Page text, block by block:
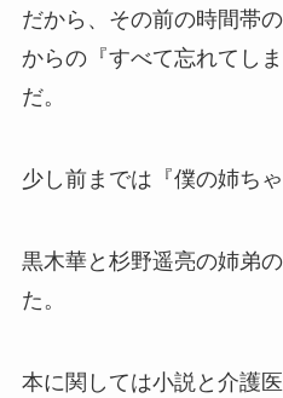
だから、その前の時間帯
からの『すべて忘れてし
だ。
少し前までは『僕の姉ち
黒木華と杉野遥亮の姉弟
た。
本に関しては小説と介護